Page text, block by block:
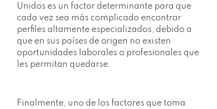
Unidos es un factor determinante para que
cada vez sea más complicado encontrar
perfiles altamente especializados, debido a
que en sus países de origen no existen
oportunidades laborales o profesionales que
les permitan quedarse.
Finalmente, uno de los factores que toma